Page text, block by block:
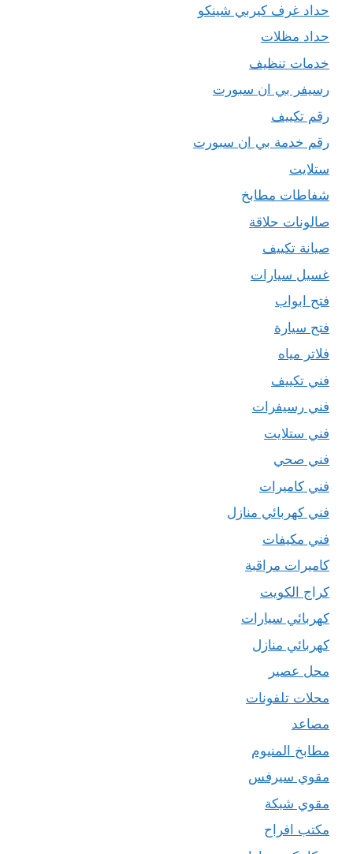
حداد غرف كيربي شينكو
حداد مظلات
خدمات تنظيف
رسيفر بي ان سبورت
رقم تكييف
رقم خدمة بي ان سبورت
ستلايت
شفاطات مطابخ
صالونات حلاقة
صيانة تكييف
غسيل سيارات
فتح ابواب
فتح سيارة
فلاتر مياه
فني تكييف
فني رسيفرات
فني ستلايت
فني صحي
فني كاميرات
فني كهربائي منازل
فني مكيفات
كاميرات مراقبة
كراج الكويت
كهربائي سيارات
كهربائي منازل
محل عصير
محلات تلفونات
مصاعد
مطابخ المنيوم
مقوي سيرفس
مقوي شبكة
مكتب افراح